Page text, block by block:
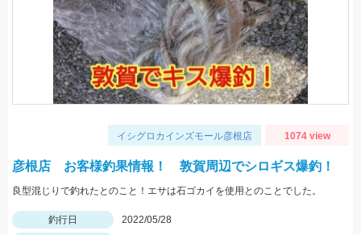
イシグロカインズモール彦根店 1074 view
彦根店 お客様釣果情報！ 敦賀周辺でシロギス爆釣！
良型混じりで釣れたとのこと！エサは石ゴカイを使用とのことでした。
釣行日
2022/05/28